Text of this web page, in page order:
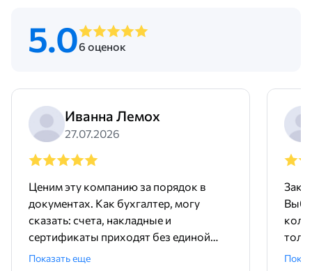
5.06 оценок
Иванна Лемох
27.07.2026
Ценим эту компанию за порядок в
документах. Как бухгалтер, могу
сказать: счета, накладные и
сертификаты приходят без единой
ошибки, все четко и вовремя.
Показать еще